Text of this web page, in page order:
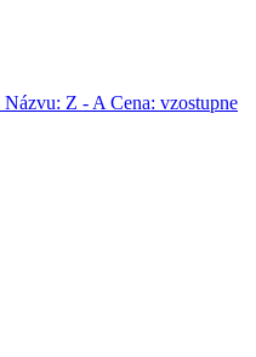
Názvu: Z - A Cena: vzostupne